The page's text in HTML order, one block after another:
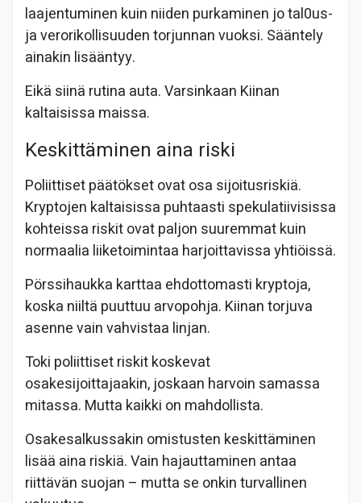
laajentuminen kuin niiden purkaminen jo tal0us-
ja verorikollisuuden torjunnan vuoksi. Sääntely
ainakin lisääntyy.
Eikä siinä rutina auta. Varsinkaan Kiinan
kaltaisissa maissa.
Keskittäminen aina riski
Poliittiset päätökset ovat osa sijoitusriskiä.
Kryptojen kaltaisissa puhtaasti spekulatiivisissa
kohteissa riskit ovat paljon suuremmat kuin
normaalia liiketoimintaa harjoittavissa yhtiöissä.
Pörssihaukka karttaa ehdottomasti kryptoja,
koska niiltä puuttuu arvopohja. Kiinan torjuva
asenne vain vahvistaa linjan.
Toki poliittiset riskit koskevat
osakesijoittajaakin, joskaan harvoin samassa
mitassa. Mutta kaikki on mahdollista.
Osakesalkussakin omistusten keskittäminen
lisää aina riskiä. Vain hajauttaminen antaa
riittävän suojan – mutta se onkin turvallinen